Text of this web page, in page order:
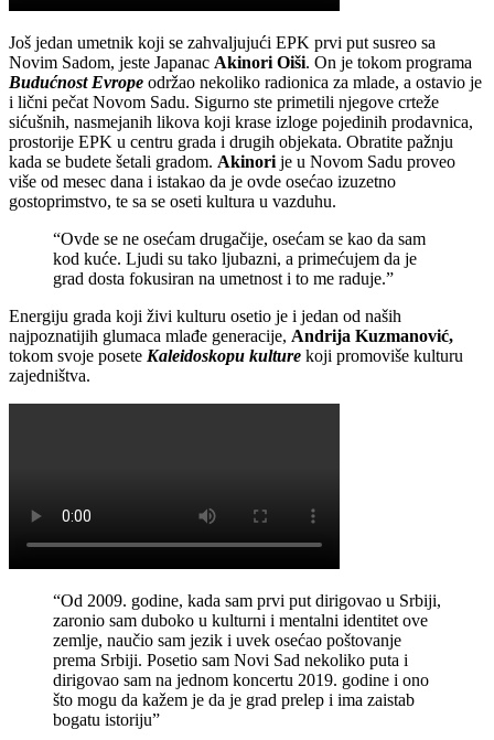
Još jedan umetnik koji se zahvaljujući EPK prvi put susreo sa
Novim Sadom, jeste Japanac Akinori Oiši. On je tokom programa
Budućnost Evrope održao nekoliko radionica za mlade, a ostavio je
i lični pečat Novom Sadu. Sigurno ste primetili njegove crteže
sićušnih, nasmejanih likova koji krase izloge pojedinih prodavnica,
prostorije EPK u centru grada i drugih objekata. Obratite pažnju
kada se budete šetali gradom. Akinori je u Novom Sadu proveo
više od mesec dana i istakao da je ovde osećao izuzetno
gostoprimstvo, te sa se oseti kultura u vazduhu.
“Ovde se ne osećam drugačije, osećam se kao da sam
kod kuće. Ljudi su tako ljubazni, a primećujem da je
grad dosta fokusiran na umetnost i to me raduje.”
Energiju grada koji živi kulturu osetio je i jedan od naših
najpoznatijih glumaca mlađe generacije, Andrija Kuzmanović,
tokom svoje posete Kaleidoskopu kulture koji promoviše kulturu
zajedništva.
“Od 2009. godine, kada sam prvi put dirigovao u Srbiji,
zaronio sam duboko u kulturni i mentalni identitet ove
zemlje, naučio sam jezik i uvek osećao poštovanje
prema Srbiji. Posetio sam Novi Sad nekoliko puta i
dirigovao sam na jednom koncertu 2019. godine i ono
što mogu da kažem je da je grad prelep i ima zaistab
bogatu istoriju”